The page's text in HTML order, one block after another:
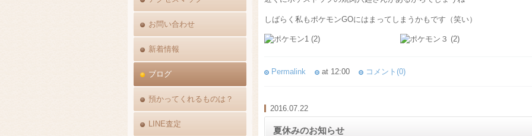
しばらく私もポケモンGOにはまってしまうかもです（笑い）
Permalink at 12:00 コメント(0)
2016.07.22
夏休みのお知らせ
お問い合わせ
新着情報
ブログ
預かってくれるものは？
LINE査定